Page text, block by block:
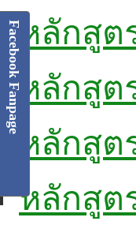
หลักสู
หลักสู
หลักสู
หลักสูต
Facebook Fanpage